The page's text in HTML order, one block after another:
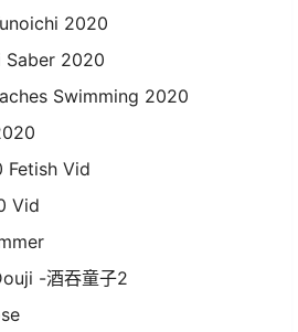
2020
Saber 2020
Swimming 2020
Fetish Vid
Vid
-酒吞童子2